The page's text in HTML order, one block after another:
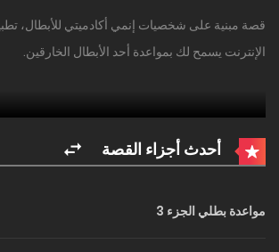
قصة مبنية على شخصيات إنمي أكادميتي للأبطال،
الإنترنت يسمح لك بمواعدة أحد الأبطال الخارقين.
أحدث أجزاء القصة
مواعدة بطلي الجزء 3